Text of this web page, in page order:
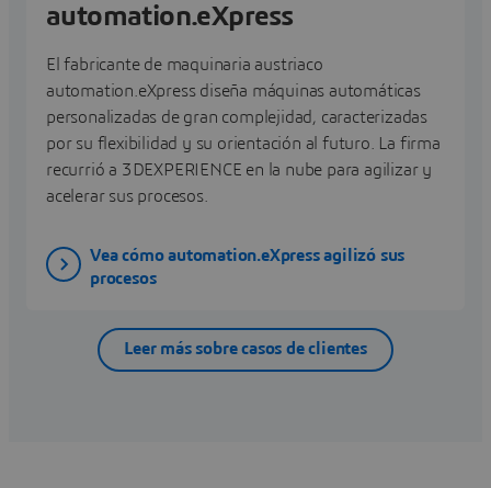
automation.eXpress
El fabricante de maquinaria austriaco
automation.eXpress diseña máquinas automáticas
personalizadas de gran complejidad, caracterizadas
por su flexibilidad y su orientación al futuro. La firma
recurrió a 3DEXPERIENCE en la nube para agilizar y
acelerar sus procesos.
Vea cómo automation.eXpress agilizó sus
procesos
Leer más sobre casos de clientes